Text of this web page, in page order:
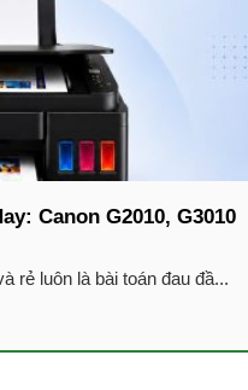
Canon G2010, G3010
rẻ luôn là bài toán đau đầ...